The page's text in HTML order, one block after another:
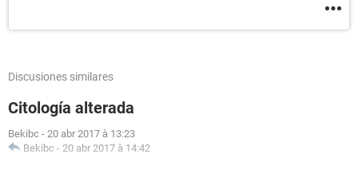
Discusiones similares
Citología alterada
Bekibc - 20 abr 2017 à 13:23
Bekibc - 20 abr 2017 à 14:42